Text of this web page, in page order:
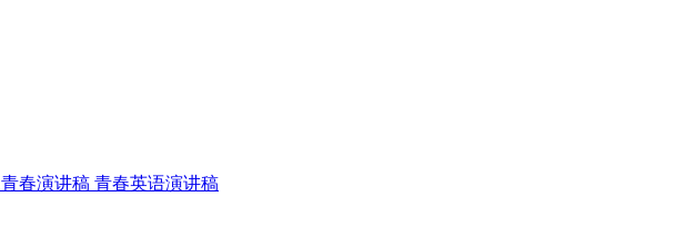
青春演讲稿 青春英语演讲稿